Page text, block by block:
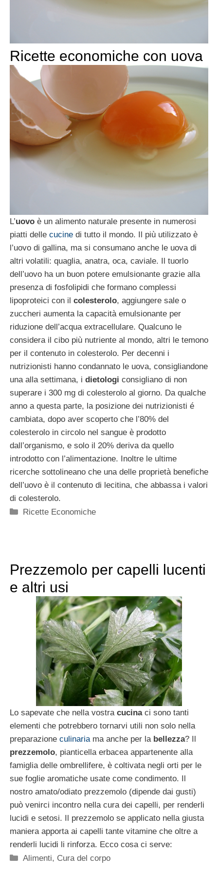
Ricette economiche con uova
L’uovo è un alimento naturale presente in numerosi
piatti delle cucine di tutto il mondo. Il più utilizzato è
l’uovo di gallina, ma si consumano anche le uova di
altri volatili: quaglia, anatra, oca, caviale. Il tuorlo
dell’uovo ha un buon potere emulsionante grazie alla
presenza di fosfolipidi che formano complessi
lipoproteici con il colesterolo, aggiungere sale o
zuccheri aumenta la capacità emulsionante per
riduzione dell’acqua extracellulare. Qualcuno le
considera il cibo più nutriente al mondo, altri le temono
per il contenuto in colesterolo. Per decenni i
nutrizionisti hanno condannato le uova, consigliandone
una alla settimana, i dietologi consigliano di non
superare i 300 mg di colesterolo al giorno. Da qualche
anno a questa parte, la posizione dei nutrizionisti é
cambiata, dopo aver scoperto che l’80% del
colesterolo in circolo nel sangue è prodotto
dall’organismo, e solo il 20% deriva da quello
introdotto con l’alimentazione. Inoltre le ultime
ricerche sottolineano che una delle proprietà benefiche
dell’uovo è il contenuto di lecitina, che abbassa i valori
di colesterolo.
Categorie
Ricette Economiche
Prezzemolo per capelli lucenti
e altri usi
Lo sapevate che nella vostra cucinaci sono tanti
elementi che potrebbero tornarvi utili non solo nella
preparazione culinariama anche per la bellezza? Il
prezzemolo, pianticella erbacea appartenente alla
famiglia delle ombrellifere, è coltivata negli orti per le
sue foglie aromatiche usate come condimento. Il
nostro amato/odiato prezzemolo (dipende dai gusti)
può venirci incontro nella cura dei capelli, per renderli
lucidi e setosi. Il prezzemolo se applicato nella giusta
maniera apporta ai capelli tante vitamine che oltre a
renderli lucidi li rinforza. Ecco cosa ci serve:
Categorie
Alimenti, Cura del corpo